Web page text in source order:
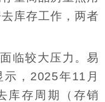
库存工作，两者
临较大压力。易
，2025年11月
库存周期（存销